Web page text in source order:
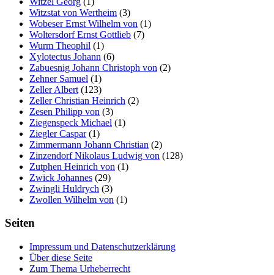
Witzstat von Wertheim (3)
Wobeser Ernst Wilhelm von (1)
Woltersdorf Ernst Gottlieb (7)
Wurm Theophil (1)
Xylotectus Johann (6)
Zabuesnig Johann Christoph von (2)
Zehner Samuel (1)
Zeller Albert (123)
Zeller Christian Heinrich (2)
Zesen Philipp von (3)
Ziegenspeck Michael (1)
Ziegler Caspar(1)
Zimmermann Johann Christian (2)
Zinzendorf Nikolaus Ludwig von (128)
Zutphen Heinrich von (1)
Zwick Johannes (29)
Zwingli Huldrych (3)
Zwollen Wilhelm von (1)
Seiten
Impressum und Datenschutzerklärung
Über diese Seite
Zum Thema Urheberrecht